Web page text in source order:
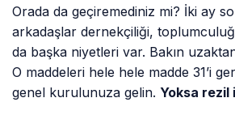
Orada da geçiremediniz mi? İki ay
arkadaşlar dernekçiliği,
da başka niyetleri var. Bakın
O maddeleri hele hele madde 31’i
genel kurulunuza gelin. Yoksa rezil